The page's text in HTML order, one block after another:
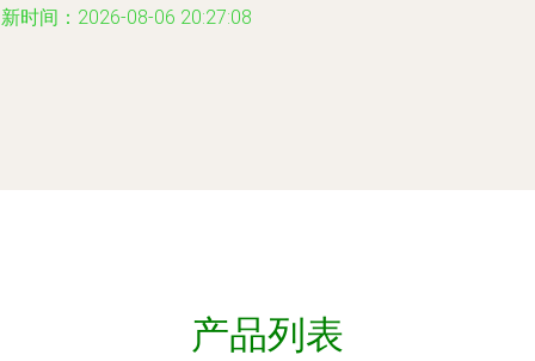
时间：2026-08-06 20:27:08
产品列表